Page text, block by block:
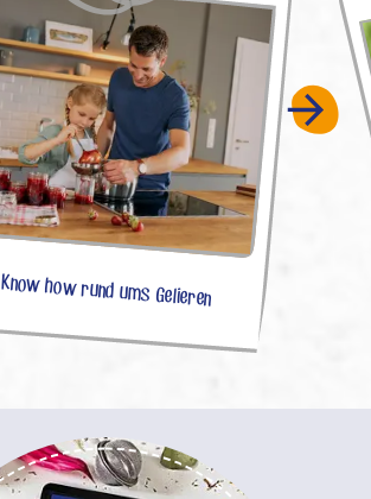
Know how rund ums Gelieren